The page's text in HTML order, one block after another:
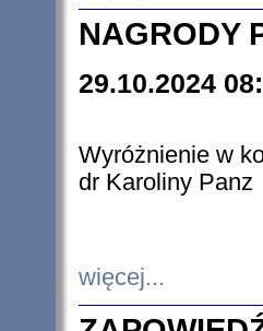
NAGRODY
29.10.2024
Wyróżnienie w
dr Karoliny Panz
więcej...